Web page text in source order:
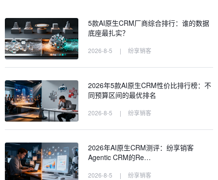
5款AI原生CRM厂商综合排行：谁的数据
底座最扎实？
2026-8-5 | 纷享销客
2026年5款AI原生CRM性价比排行榜：不
同预算区间的最优排名
2026-8-5 | 纷享销客
2026年AI原生CRM测评：纷享销客
Agentic CRM的Re…
2026-8-5 | 纷享销客